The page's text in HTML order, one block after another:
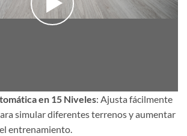
en 15 Niveles: Ajusta fácilmente
simular diferentes terrenos y aumentar
entrenamiento.